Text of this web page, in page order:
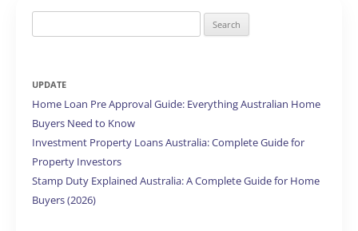
for:
UPDATE
Home Loan Pre Approval Guide: Everything Australian Home
Buyers Need to Know
Investment Property Loans Australia: Complete Guide for
Property Investors
Stamp Duty Explained Australia: A Complete Guide for Home
Buyers (2026)